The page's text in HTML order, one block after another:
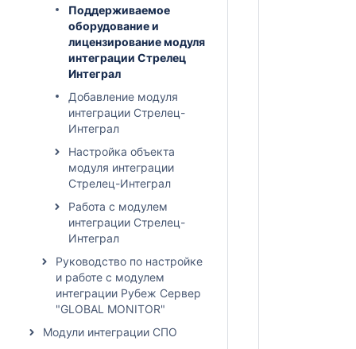
Поддерживаемое
оборудование и
лицензирование модуля
интеграции Стрелец
Интеграл
Добавление модуля
интеграции Стрелец-
Интеграл
Настройка объекта
модуля интеграции
Стрелец-Интеграл
Работа с модулем
интеграции Стрелец-
Интеграл
Руководство по настройке
и работе с модулем
интеграции Рубеж Сервер
"GLOBAL MONITOR"
Модули интеграции СПО